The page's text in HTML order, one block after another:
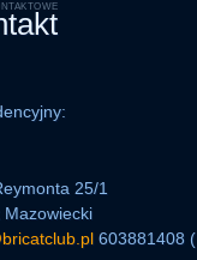
25/1
603881408 (